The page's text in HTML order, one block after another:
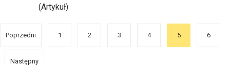
(Artykuł)
Poprzedni 1 2 3 4 5 6
Następny